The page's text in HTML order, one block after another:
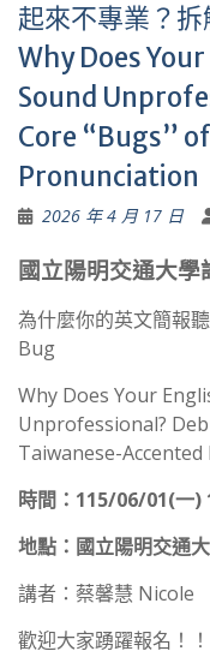
起來不專業？
Why Does
Sound
Core “Bugs”
Pronunciation
2026 年 4 月 17 日
國立陽明交通大
為什麼你的英文簡報
Bug
Why Does Your
Unprofessional?
Taiwanese-
時間：115/06/01(一)
地點：國立陽明交通
講者：蔡馨慧 Nicole
歡迎大家踴躍報名！！